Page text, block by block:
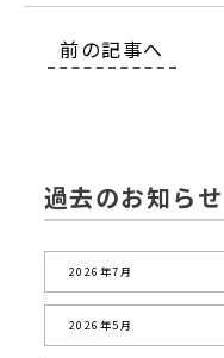
前の記事へ
過去のお知らせ
2026年7月
2026年5月